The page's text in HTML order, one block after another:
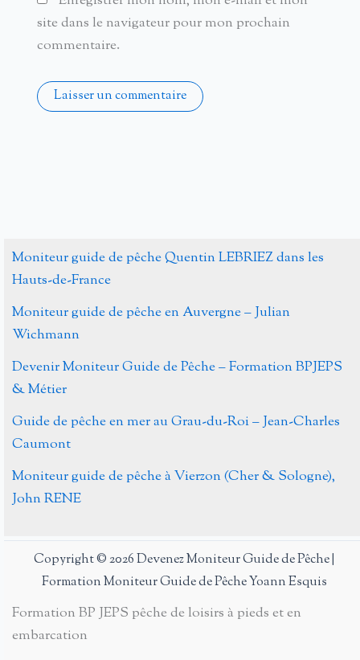
site dans le navigateur pour mon prochain
commentaire.
Moniteur guide de pêche Quentin LEBRIEZ dans les
Hauts-de-France
Moniteur guide de pêche en Auvergne – Julian
Wichmann
Devenir Moniteur Guide de Pêche – Formation BPJEPS
& Métier
Guide de pêche en mer au Grau-du-Roi – Jean-Charles
Caumont
Moniteur guide de pêche à Vierzon (Cher & Sologne),
John RENE
Copyright © 2026 Devenez Moniteur Guide de Pêche |
Formation Moniteur Guide de Pêche Yoann Esquis
Formation BP JEPS pêche de loisirs à pieds et en
embarcation